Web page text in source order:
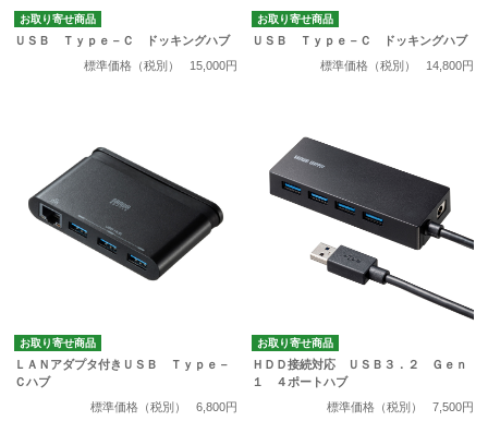
お取り寄せ商品
ＵＳＢ Ｔｙｐｅ－Ｃ ドッキングハブ
標準価格（税別）
15,000円
お取り寄せ商品
ＵＳＢ Ｔｙｐｅ－Ｃ ドッキングハブ
標準価格（税別）
14,800円
お取り寄せ商品
ＬＡＮアダプタ付きＵＳＢ Ｔｙｐｅ－
Ｃハブ
標準価格（税別）
6,800円
お取り寄せ商品
ＨＤＤ接続対応 ＵＳＢ３．２ Ｇｅｎ
１ ４ポートハブ
標準価格（税別）
7,500円